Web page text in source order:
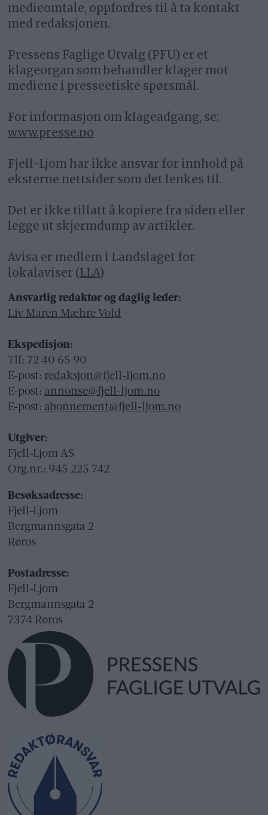
medieomtale, oppfordres til å ta kontakt
med redaksjonen.
Pressens Faglige Utvalg (PFU) er et
klageorgan som behandler klager mot
mediene i presseetiske spørsmål.
For informasjon om klageadgang, se:
www.presse.no
Fjell-Ljom har ikke ansvar for innhold på
eksterne nettsider som det lenkes til.
Det er ikke tillatt å kopiere fra siden eller
legge ut skjermdump av artikler.
Avisa er medlem i Landslaget for
lokalaviser (LLA)
Ansvarlig redaktør og daglig leder:
Liv Maren Mæhre Vold
Ekspedisjon:
Tlf: 72 40 65 90
E-post: redaksjon@fjell-ljom.no
E-post: annonse@fjell-ljom.no
E-post: abonnement@fjell-ljom.no
Utgiver:
Fjell-Ljom AS
Org.nr.: 945 225 742
Besøksadresse:
Fjell-Ljom
Bergmannsgata 2
Røros
Postadresse:
Fjell-Ljom
Bergmannsgata 2
7374 Røros